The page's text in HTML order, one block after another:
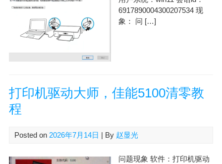
6917890004300207534 现
象： 问 […]
打印机驱动大师，佳能5100清零教
程
Posted on 2026年7月14日 | By 赵显光
问题现象 软件：打印机驱动